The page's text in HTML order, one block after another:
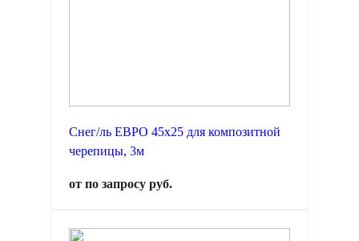
Снег/ль ЕВРО 45х25 для композитной
черепицы, 3м
от по запросу руб.